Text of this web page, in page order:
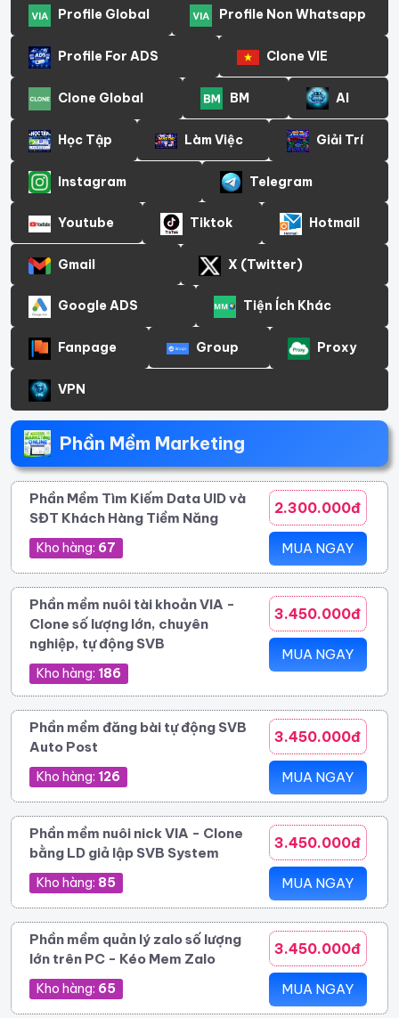
Profile Global Profile Non Whatsapp
Profile For ADS Clone VIE
Clone Global BM AI
Học Tập Làm Việc Giải Trí
Instagram Telegram
Youtube Tiktok Hotmail
Gmail X (Twitter)
Google ADS Tiện Ích Khác
Fanpage Group Proxy
VPN
Phần Mềm Marketing
Phần Mềm Tìm Kiếm Data UID và
SĐT Khách Hàng Tiềm Năng
Kho hàng: 67
2.300.000đ
MUA NGAY
Phần mềm nuôi tài khoản VIA -
Clone số lượng lớn, chuyên
nghiệp, tự động SVB
Kho hàng: 186
3.450.000đ
MUA NGAY
Phần mềm đăng bài tự động SVB
Auto Post
Kho hàng: 126
3.450.000đ
MUA NGAY
Phần mềm nuôi nick VIA - Clone
bằng LD giả lập SVB System
Kho hàng: 85
3.450.000đ
MUA NGAY
Phần mềm quản lý zalo số lượng
lớn trên PC - Kéo Mem Zalo
Kho hàng: 65
3.450.000đ
MUA NGAY